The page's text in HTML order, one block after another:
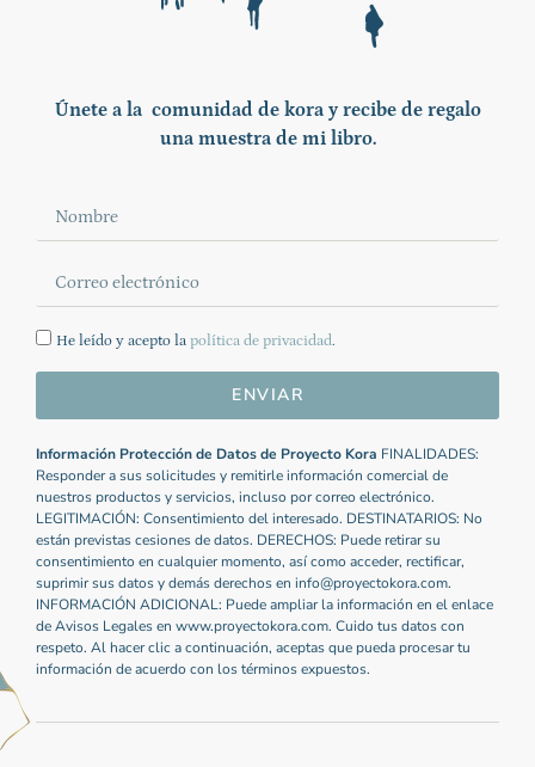
Únete a la comunidad de kora y recibe de regalo
una muestra de mi libro.
He leído y acepto la política de privacidad.
ENVIAR
Información Protección de Datos de Proyecto Kora FINALIDADES:
Responder a sus solicitudes y remitirle información comercial de
nuestros productos y servicios, incluso por correo electrónico.
LEGITIMACIÓN: Consentimiento del interesado. DESTINATARIOS: No
están previstas cesiones de datos. DERECHOS: Puede retirar su
consentimiento en cualquier momento, así como acceder, rectificar,
suprimir sus datos y demás derechos en info@proyectokora.com.
INFORMACIÓN ADICIONAL: Puede ampliar la información en el enlace
de Avisos Legales en www.proyectokora.com. Cuido tus datos con
respeto. Al hacer clic a continuación, aceptas que pueda procesar tu
información de acuerdo con los términos expuestos.